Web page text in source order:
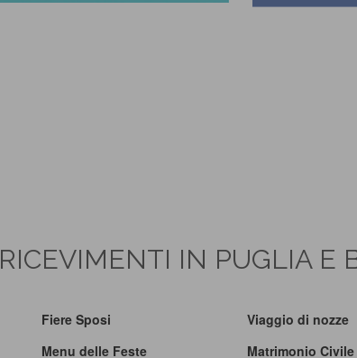
RICEVIMENTI IN PUGLIA E
Fiere Sposi
Menu delle Feste
Viaggio di nozze
Matrimonio Civile